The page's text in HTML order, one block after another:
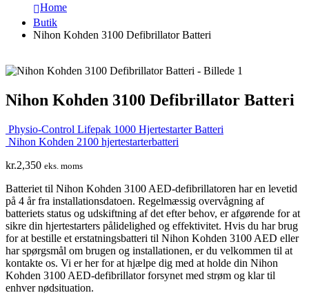
Home
Butik
Nihon Kohden 3100 Defibrillator Batteri
Nihon Kohden 3100 Defibrillator Batteri
Physio-Control Lifepak 1000 Hjertestarter Batteri
Nihon Kohden 2100 hjertestarterbatteri
kr.2,350 eks. moms
Batteriet til Nihon Kohden 3100 AED-defibrillatoren har en levetid
på 4 år fra installationsdatoen. Regelmæssig overvågning af
batteriets status og udskiftning af det efter behov, er afgørende for at
sikre din hjertestarters pålidelighed og effektivitet. Hvis du har brug
for at bestille et erstatningsbatteri til Nihon Kohden 3100 AED eller
har spørgsmål om brugen og installationen, er du velkommen til at
kontakte os. Vi er her for at hjælpe dig med at holde din Nihon
Kohden 3100 AED-defibrillator forsynet med strøm og klar til
enhver nødsituation.